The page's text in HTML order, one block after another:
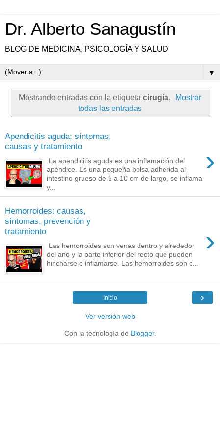
Dr. Alberto Sanagustín
BLOG DE MEDICINA, PSICOLOGÍA Y SALUD
▼
Mostrando entradas con la etiqueta cirugía.
Mostrar
todas las entradas
Apendicitis aguda: síntomas,
causas y tratamiento
›
La apendicitis aguda es una inflamación del
apéndice. Es una pequeña bolsa adherida al
intestino grueso de 5 a 10 cm de largo, se inflama
y...
Hemorroides: causas,
síntomas, prevención y
tratamiento
›
Las hemorroides son venas dentro y alrededor
del ano y la parte inferior del recto que pueden
hincharse e inflamarse. Las hemorroides son c...
›
Inicio
Ver versión web
Con la tecnología de Blogger.